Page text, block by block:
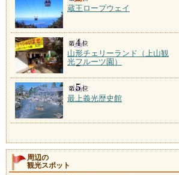
蔵王ロープウェイ
山形チェリーランド（上山観
光フルーツ園）
最上義光歴史館
周辺の
観光スポット